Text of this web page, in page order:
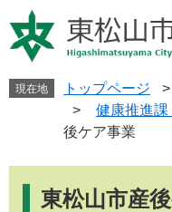
ー
ジ
ニ
ュ
現在地 トップページ >
>
健康推進課
後ケア事業
東松山市産